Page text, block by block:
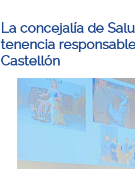
La concejalía de
tenencia
Castellón